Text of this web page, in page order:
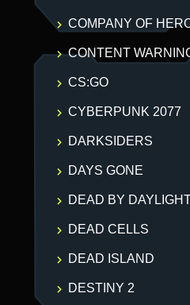
COMPANY OF
CONTENT
CS:GO
CYBERPUNK 2077
DARKSIDERS
DAYS GONE
DEAD BY
DEAD CELLS
DEAD ISLAND
DESTINY 2